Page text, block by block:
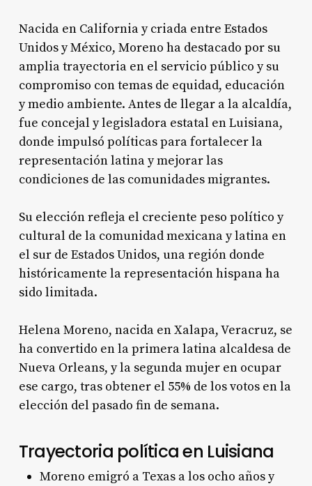
Nacida en California y criada entre Estados
Unidos y México, Moreno ha destacado por su
amplia trayectoria en el servicio público y su
compromiso con temas de equidad, educación
y medio ambiente. Antes de llegar a la alcaldía,
fue concejal y legisladora estatal en Luisiana,
donde impulsó políticas para fortalecer la
representación latina y mejorar las
condiciones de las comunidades migrantes.
Su elección refleja el creciente peso político y
cultural de la comunidad mexicana y latina en
el sur de Estados Unidos, una región donde
históricamente la representación hispana ha
sido limitada.
Helena Moreno, nacida en Xalapa, Veracruz, se
ha convertido en la primera latina alcaldesa de
Nueva Orleans, y la segunda mujer en ocupar
ese cargo, tras obtener el 55% de los votos en la
elección del pasado fin de semana.
Trayectoria política en Luisiana
Moreno emigró a Texas a los ocho años y